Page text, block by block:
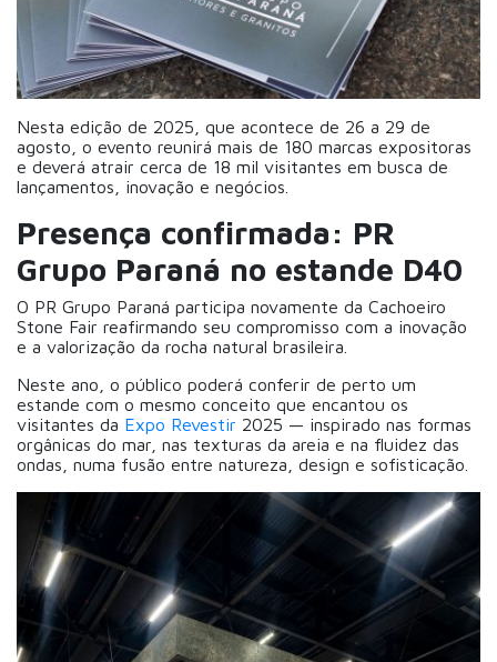
Nesta edição de 2025, que acontece de 26 a 29 de
agosto, o evento reunirá mais de 180 marcas expositoras
e deverá atrair cerca de 18 mil visitantes em busca de
lançamentos, inovação e negócios.
Presença confirmada: PR
Grupo Paraná no estande D40
O PR Grupo Paraná participa novamente da Cachoeiro
Stone Fair reafirmando seu compromisso com a inovação
e a valorização da rocha natural brasileira.
Neste ano, o público poderá conferir de perto um
estande com o mesmo conceito que encantou os
visitantes da Expo Revestir 2025 — inspirado nas formas
orgânicas do mar, nas texturas da areia e na fluidez das
ondas, numa fusão entre natureza, design e sofisticação.